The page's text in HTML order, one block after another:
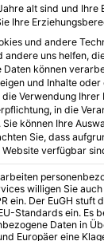
BILDUNG
alt sind und
Ihre
und andere
andere uns helfen,
Daten können
und Inhalte
Verwendung Ihrer
in die
Sie können Ihre
Sie, dass
verfügbar
willigen Sie
ein. Der EuGH
Standards ein. Es
Daten in
Europäer eine